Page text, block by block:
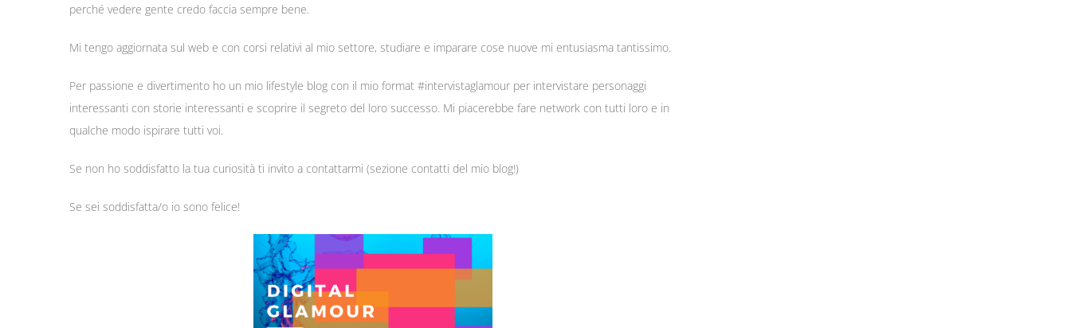
perché vedere gente credo faccia sempre bene.
Mi tengo aggiornata sul web e con corsi relativi al mio settore, studiare e imparare cose nuove mi entusiasma tantissimo.
Per passione e divertimento ho un mio lifestyle blog con il mio format #intervistaglamour per intervistare personaggi
interessanti con storie interessanti e scoprire il segreto del loro successo. Mi piacerebbe fare network con tutti loro e in
qualche modo ispirare tutti voi.
Se non ho soddisfatto la tua curiosità ti invito a contattarmi (sezione contatti del mio blog!)
Se sei soddisfatta/o io sono felice!